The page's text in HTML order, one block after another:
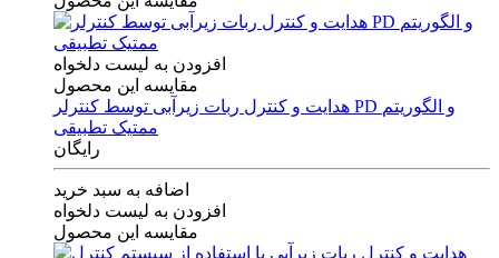
افزودن به لیست دلخواه
مقایسه این محصول
هدایت و کنترل ربات زیرآبی توسط کنترلر PD و الگوریتم
ممتیک تطبیقی
رایگان
اضافه به سبد خرید
افزودن به لیست دلخواه
مقایسه این محصول